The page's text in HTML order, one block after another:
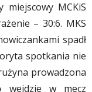
miejscowy MCKiS
– 30:6. MKS
spadł
spotkania nie
prowadzona
wejdzie w mecz